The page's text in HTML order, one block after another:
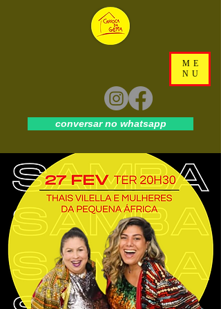
ME
NU
conversar no whatsapp